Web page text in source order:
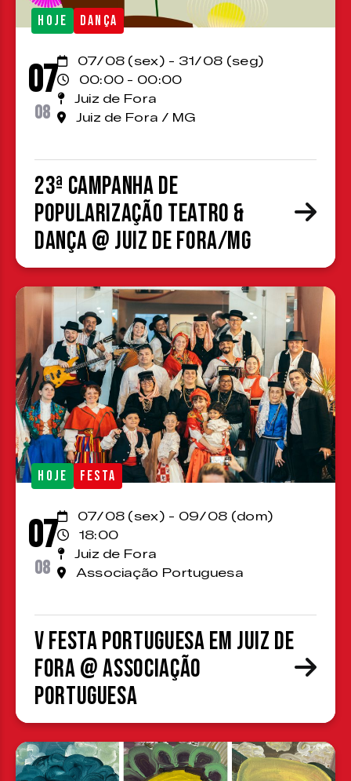
HOJE DANÇA
07
08
07/08 (sex) - 31/08 (seg)
00:00 - 00:00
Juiz de Fora
Juiz de Fora / MG
23ª Campanha de
Popularização Teatro &
Dança @ Juiz de Fora/MG
HOJE FESTA
07
08
07/08 (sex) - 09/08 (dom)
18:00
Juiz de Fora
Associação Portuguesa
V Festa Portuguesa em Juiz de
Fora @ Associação
Portuguesa